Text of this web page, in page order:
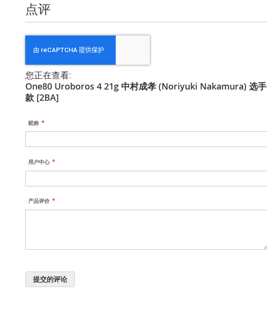
点评
您正在查看:
One80 Uroboros 4 21g 中村成孝 (Noriyuki Nakamura) 选手
款 [2BA]
昵称
用户中心
产品评价
提交的评论